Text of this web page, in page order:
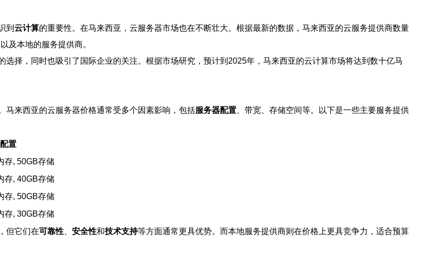
到 云计算的重要性。在马来西亚，云服务器市场也在不断壮大。根据最新的数据，马来西亚的云服务提供商数量
及本地的服务提供商。
择，同时也吸引了国际企业的关注。根据市场研究，预计到2025年，马来西亚的云计算市场将达到数十亿马
马来西亚的云服务器价格通常受多个因素影响，包括服务器配置 、带宽、存储空间等。以下是一些主要服务提供
置
存, 50GB存储
存, 40GB存储
存, 50GB存储
存, 30GB存储
但它们在可靠性 安全性和技术支持等方面通常更具优势。而本地服务提供商则在价格上更具竞争力，适合预算